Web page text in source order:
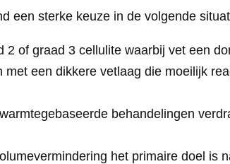
een sterke keuze in de volgende
2 of graad 3 cellulite waarbij vet een
met een dikkere vetlaag die moeilijk
behandelingen
het primaire doel is